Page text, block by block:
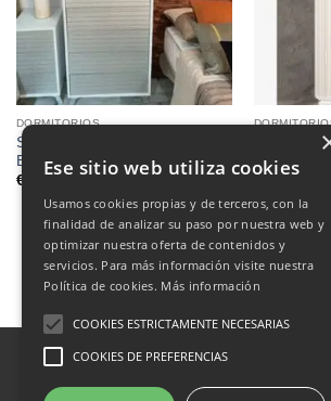
DORMITORIOS
Sinfonier 6 Cajones, Lacado
Blanco Mate-Frente Plata
€
C/252
€1,600.00
1 2
Aviso legal-Política de Privacidad
Condiciones informativas sobre
Ese sitio web utiliza cookies
Usamos cookies propias y de terceros, con la
finalidad de analizar su paso por nuestra web y
optimizar nuestra oferta de contenidos y
servicios. Para más información visite nuestra
Política de cookies. Más información
COOKIES ESTRICTAMENTE NECESARIAS
COOKIES DE PREFERENCIAS